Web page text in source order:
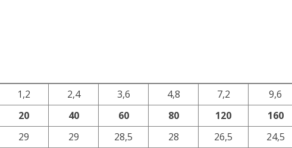
1,2 2,4 3,6 4,8 7,2 9,6
20 40 60 80 120 160
29 29 28,5 28 26,5 24,5